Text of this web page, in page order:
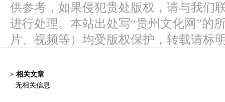
供参考，如果侵犯贵处版权，请与我们
进行处理。本站出处写“贵州文化网”的
片、视频等）均受版权保护，转载请标
> 相关文章
无相关信息